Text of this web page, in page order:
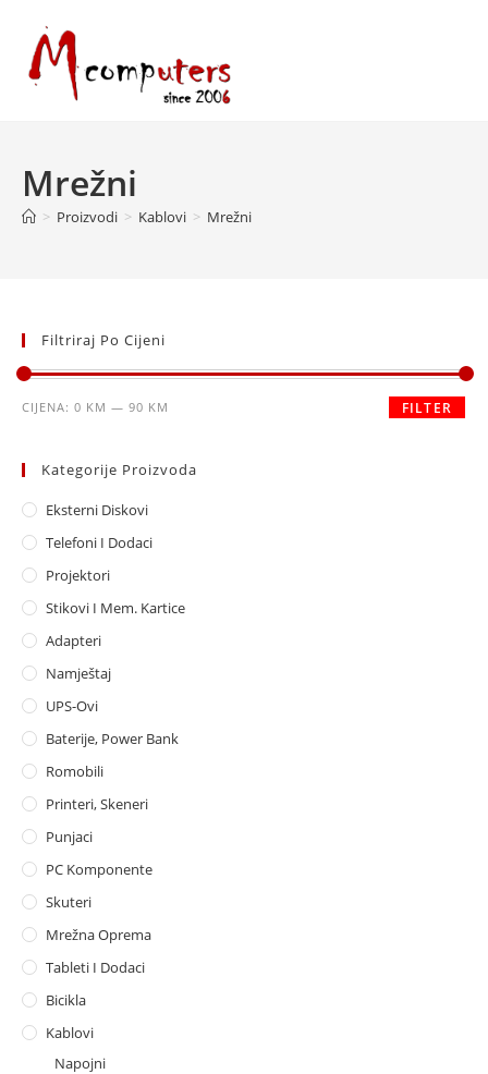
content
Mrežni
> Proizvodi > Kablovi > Mrežni
Filtriraj Po Cijeni
Minimalna
Maksimalna
FILTER
CIJENA: 0 KM — 90 KM
Kategorije Proizvoda
Eksterni Diskovi
Telefoni I Dodaci
Projektori
Stikovi I Mem. Kartice
Adapteri
Namještaj
UPS-Ovi
Baterije, Power Bank
Romobili
Printeri, Skeneri
Punjaci
PC Komponente
Skuteri
Mrežna Oprema
Tableti I Dodaci
Bicikla
Kablovi
Napojni